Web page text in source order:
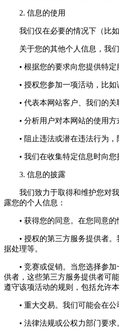
2. 信息的使用
我们仅在必要的情况下（比如
关于您的其他个人信息，我们
• 根据您的要求向您提供特定
• 授权您参加一项活动，比如
• 代表本网站客户、我们的关
• 分析用户对本网站的使用方
• 阻止违法或潜在违法行为，
• 我们在收集特定信息时向您
3. 信息的披露
我们致力于取得和维护您对我
露您的个人信息：
• 获得您的同意。在您同意的
• 授权的第三方服务提供者。
据处理等。
• 竞赛或促销。当您选择参加
供者，这些第三方服务提供者可
遵守该项活动的规则，包括允许
• 重大交易。我们可能会在公
• 法律法规或公权力部门要求